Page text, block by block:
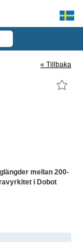
« Tillbaka
mellan 200-
i Dobot